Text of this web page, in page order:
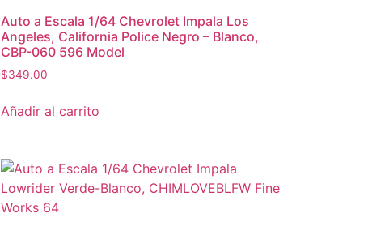
Auto a Escala 1/64 Chevrolet Impala Los
Angeles, California Police Negro – Blanco,
CBP-060 596 Model
$349.00
Añadir al carrito